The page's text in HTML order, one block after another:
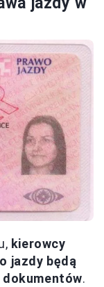
kierowcy
jazdy będą
dokumentów.